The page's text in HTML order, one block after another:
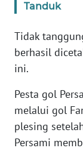
Tanduk
Tidak
berhasil
ini.
Pesta gol
melalui gol
plesing
Persami
WN
WN
SULTENG
WN
SULBAR
WN